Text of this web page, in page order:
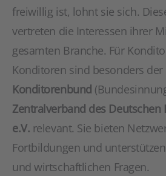
freiwillig ist, lohnt sie sich.
vertreten die Interessen ihrer
gesamten Branche. Für
Konditoren sind besonders der
Konditorenbund
Zentralverband des Deutschen
e.V. relevant. Sie bieten
Fortbildungen und
und wirtschaftlichen Fragen.